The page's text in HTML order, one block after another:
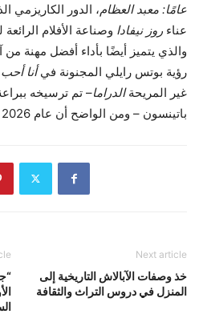
عامًا: معبد العظام
عناء روز نيفادا وصناعة الأفلام
والذي يتميز أيضًا بأداء أفضل مهنة
رؤية بوتس رايلي المجنونة فيأنا
غير المريحةالدراما– تم ترسيخه
باتينسون – ومن الواضح أن عام 2026 قد بدأ بداية قوية تمامًا.
Next article
خذ وصفات الآبالاش التاريخية إلى
المنزل في دروس التراث والثقافة